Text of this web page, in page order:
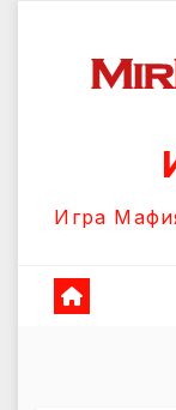
содержанию
Игра